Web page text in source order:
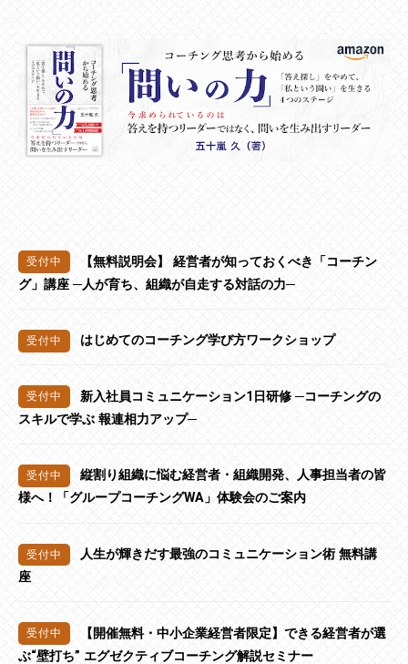
【無料説明会】 経営者が知っておくべき「コーチン
グ」講座 ─人が育ち、組織が自走する対話の力─
はじめてのコーチング学び方ワークショップ
新入社員コミュニケーション1日研修 ─コーチングの
スキルで学ぶ 報連相力アップ─
縦割り組織に悩む経営者・組織開発、人事担当者の皆
様へ！「グループコーチングWA」体験会のご案内
人生が輝きだす最強のコミュニケーション術 無料講
座
【開催無料・中小企業経営者限定】できる経営者が選
ぶ“壁打ち” エグゼクティブコーチング解説セミナー